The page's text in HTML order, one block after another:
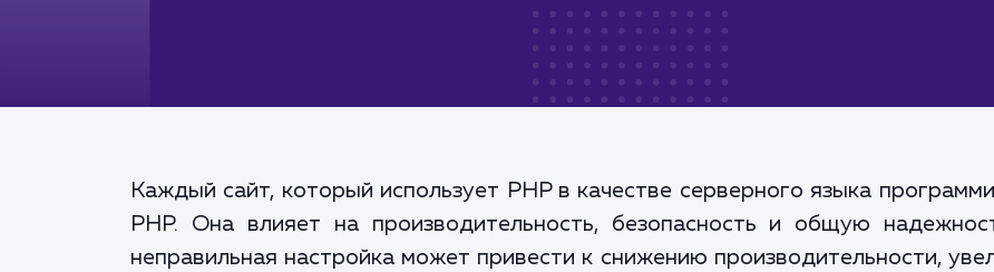
Каждый сайт, который использует PHP в качестве серверного языка
PHP. Она влияет на производительность, безопасность и общую
неправильная настройка может привести к снижению производительности,